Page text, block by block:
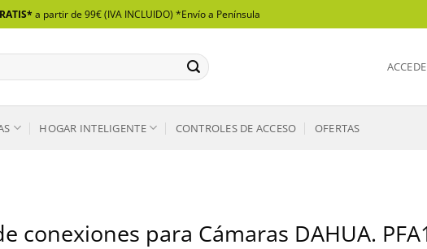
a partir de 99€ (IVA INCLUIDO) *Envío a Península
HOGAR INTELIGENTE CONTROLES DE ACCESO OFERTAS
conexiones para Cámaras DAHUA.